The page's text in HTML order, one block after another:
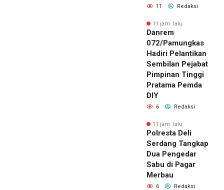
11 Redaksi
11 jam lalu
Danrem
072/Pamungkas
Hadiri Pelantikan
Sembilan Pejabat
Pimpinan Tinggi
Pratama Pemda
DIY
6 Redaksi
11 jam lalu
Polresta Deli
Serdang Tangkap
Dua Pengedar
Sabu di Pagar
Merbau
6 Redaksi